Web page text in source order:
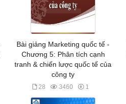
Bài giảng Marketing quốc tế -
Chương 5: Phân tích cạnh
tranh & chiến lược quốc tế của
công ty
28 3460 1